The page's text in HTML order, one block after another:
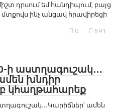
դրսում եմ հանդիպում, բայց
ինչ անցավ հրավիրեցի
0 691
ի աստղագուշակ․․․
խնդիր
կհաղթահարեք
ամեն